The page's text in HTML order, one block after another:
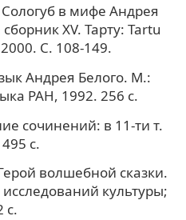
в мифе Андрея
XV. Тарту: Tartu
С. 108-149.
Андрея Белого. М.:
РАН, 1992. 256 с.
сочинений: в 11-ти т.
с.
волшебной сказки.
культуры;
с.